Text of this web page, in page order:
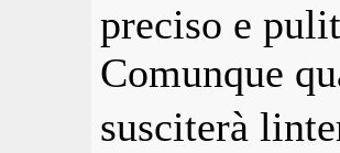
preciso e
Comunque
susciterà